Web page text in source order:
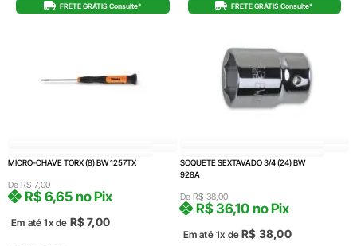
FRETE GRÁTIS Consulte*
MICRO-CHAVE TORX (8) BW 1257TX
DeR$7,00
Em até 1x de R$7,00
R$6,65 no Pix
FRETE GRÁTIS Consulte*
SOQUETE SEXTAVADO 3/4 (24) BW
928A
DeR$38,00
Em até 1x de R$ 38,00
R$36,10 no Pix